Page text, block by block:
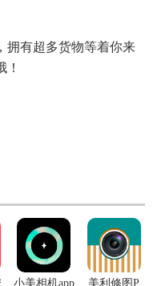
拥有超多货物等着你来
小美相机app
美利修图P